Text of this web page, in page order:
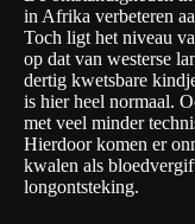
in Afrika verbeteren
Toch ligt het niveau
op dat van westerse
dertig kwetsbare
is hier heel normaal.
met veel minder
Hierdoor komen er
kwalen als
longontsteking.